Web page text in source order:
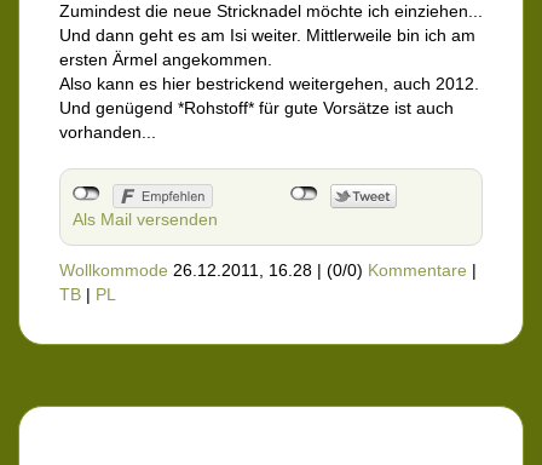
Zumindest die neue Stricknadel möchte ich einziehen...
Und dann geht es am Isi weiter. Mittlerweile bin ich am
ersten Ärmel angekommen.
Also kann es hier bestrickend weitergehen, auch 2012.
Und genügend *Rohstoff* für gute Vorsätze ist auch
vorhanden...
Als Mail versenden
Wollkommode 26.12.2011, 16.28 | (0/0) Kommentare |
TB | PL